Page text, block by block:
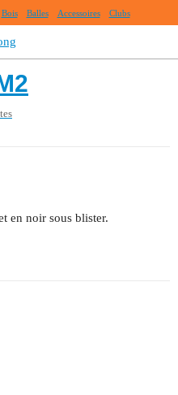
Bois Balles Accessoires Clubs
en noir sous blister.